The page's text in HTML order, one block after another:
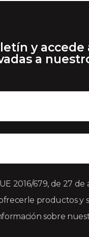
y accede
a
2016/679, de 27 de
productos y
sobre